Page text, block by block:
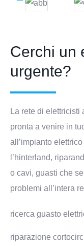
Cerchi un
urgente?
La rete di elettricisti
pronta a venire in
all’impianto
l’hinterland,
o cavi, guasti che
problemi all’intera
ricerca guasto
riparazione